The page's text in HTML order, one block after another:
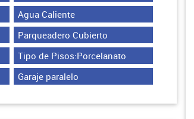
Agua Caliente
Parqueadero Cubierto
Tipo de Pisos:Porcelanato
Garaje paralelo